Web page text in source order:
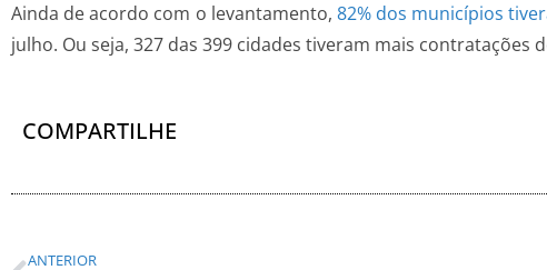
Ainda de acordo com o levantamento, 82% dos municípios
julho. Ou seja, 327 das 399 cidades tiveram mais contratações
COMPARTILHE
ANTERIOR